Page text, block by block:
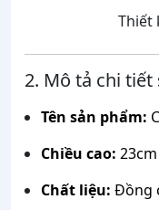
Thiết
2. Mô tả chi tiết
Tên sản phẩm:
Chiều cao: 23cm
Chất liệu: Đồng